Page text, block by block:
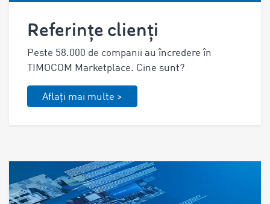
Referințe clienți
Peste 58.000 de companii au încredere în
TIMOCOM Marketplace. Cine sunt?
Aflați mai multe >